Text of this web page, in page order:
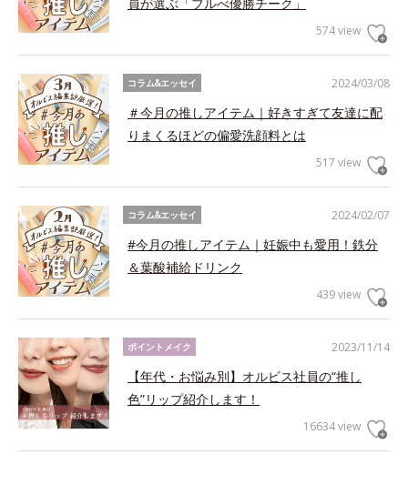
574 view
2024/03/08
コラム&エッセイ
＃今月の推しアイテム｜好きすぎて友達に配
りまくるほどの偏愛洗顔料とは
517 view
2024/02/07
コラム&エッセイ
#今月の推しアイテム｜妊娠中も愛用！鉄分
＆葉酸補給ドリンク
439 view
2023/11/14
ポイントメイク
【年代・お悩み別】オルビス社員の“推し
色”リップ紹介します！
16634 view